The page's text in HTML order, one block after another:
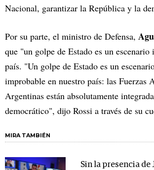
Nacional, garantizar la República y la
Por su parte, el ministro de Defensa,
que "un golpe de Estado es un
país. "Un golpe de Estado es un
improbable en nuestro país: las Fuerzas
Argentinas están absolutamente
democrático", dijo Rossi a través de su
MIRA TAMBIÉN
Sin la presencia de